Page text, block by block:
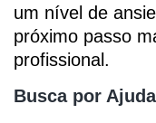
um nível de
próximo passo
profissional.
Busca por